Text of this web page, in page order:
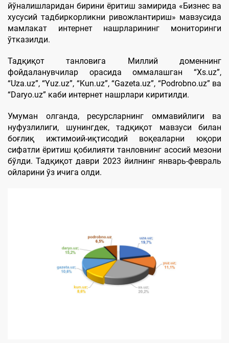
йўналишларидан бирини ёритиш замирида «Бизнес ва
хусусий тадбиркорликни ривожлантириш» мавзусида
мамлакат интернет нашрларининг мониторинги
ўтказилди.
Тадқиқот танловига Миллий доменнинг
фойдаланувчилар орасида оммалашган “Xs.uz”,
“Uzа.uz”, “Yuz.uz”, “Kun.uz”, “Gazeta.uz”, “Podrobno.uz” ва
“Daryo.uz” каби интернет нашрлари киритилди.
Умуман олганда, ресурсларнинг оммавийлиги ва
нуфузлилиги, шунингдек, тадқиқот мавзуси билан
боғлиқ ижтимоий-иқтисодий воқеаларни юқори
сифатли ёритиш қобилияти танловнинг асосий мезони
бўлди. Тадқиқот даври 2023 йилнинг январь-февраль
ойларини ўз ичига олди.